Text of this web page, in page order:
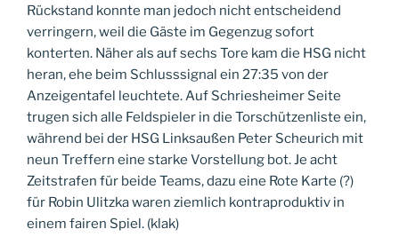
Rückstand konnte man jedoch nicht entscheidend
verringern, weil die Gäste im Gegenzug sofort
konterten. Näher als auf sechs Tore kam die HSG nicht
heran, ehe beim Schlusssignal ein 27:35 von der
Anzeigentafel leuchtete. Auf Schriesheimer Seite
trugen sich alle Feldspieler in die Torschützenliste ein,
während bei der HSG Linksaußen Peter Scheurich mit
neun Treffern eine starke Vorstellung bot. Je acht
Zeitstrafen für beide Teams, dazu eine Rote Karte (?)
für Robin Ulitzka waren ziemlich kontraproduktiv in
einem fairen Spiel. (klak)